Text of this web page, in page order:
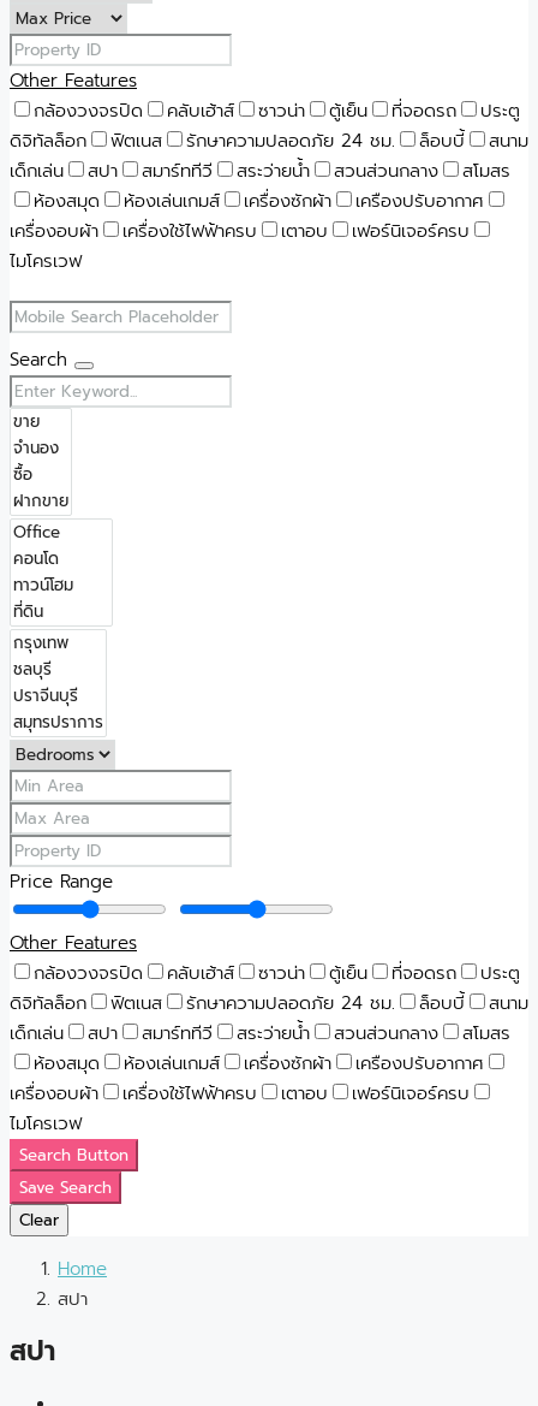
Other Features
กล้องวงจรปิด
คลับเฮ้าส์ ซาวน่า ตู้เย็น ที่จอดรถ
ประตู
ดิจิทัลล็อก
ฟิตเนส รักษาความปลอดภัย 24 ชม. ล็อบบี้
สนาม
เด็กเล่น
สปา สมาร์ททีวี สระว่ายน้ำ สวนส่วนกลาง
สโมสร
ห้องสมุด
ห้องเล่นเกมส์ เครื่องซักผ้า
เครืองปรับอากาศ
เครื่องอบผ้า
เครื่องใช้ไฟฟ้าครบ เตาอบ
เฟอร์นิเจอร์ครบ
ไมโครเวฟ
Search
Price Range
Other Features
กล้องวงจรปิด
คลับเฮ้าส์ ซาวน่า ตู้เย็น ที่จอดรถ
ประตู
ดิจิทัลล็อก
ฟิตเนส รักษาความปลอดภัย 24 ชม. ล็อบบี้
สนาม
เด็กเล่น
สปา สมาร์ททีวี สระว่ายน้ำ สวนส่วนกลาง
สโมสร
ห้องสมุด
ห้องเล่นเกมส์ เครื่องซักผ้า
เครืองปรับอากาศ
เครื่องอบผ้า
เครื่องใช้ไฟฟ้าครบ เตาอบ
เฟอร์นิเจอร์ครบ
ไมโครเวฟ
Search Button
Save Search
Clear
Home
สปา
สปา